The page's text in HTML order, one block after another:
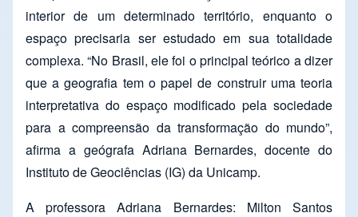
interior de um determinado território, enquanto o
espaço precisaria ser estudado em sua totalidade
complexa. “No Brasil, ele foi o principal teórico a dizer
que a geografia tem o papel de construir uma teoria
interpretativa do espaço modificado pela sociedade
para a compreensão da transformação do mundo”,
afirma a geógrafa Adriana Bernardes, docente do
Instituto de Geociências (IG) da Unicamp.
A professora Adriana Bernardes: Milton Santos